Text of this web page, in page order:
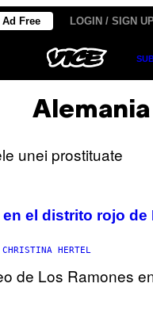
Ad Free LOGIN / SIGN UP
Alemania
el distrito rojo de
CHRISTINA HERTEL